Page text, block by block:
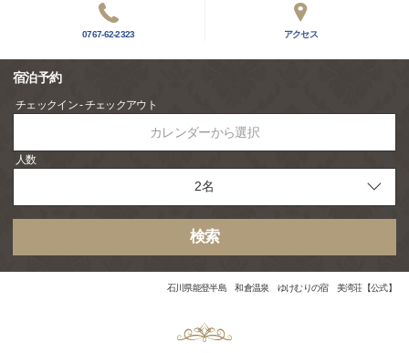
0767-62-2323 アクセス
宿泊予約
チェックイン - チェックアウト
カレンダーから選択
人数
検索
石川県能登半島 和倉温泉 ゆけむりの宿 美湾荘【公式】